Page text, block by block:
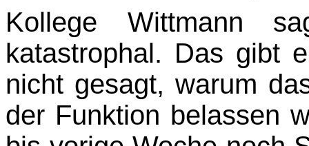
Kollege Wittmann
katastrophal. Das gibt
nicht gesagt, warum
der Funktion belassen